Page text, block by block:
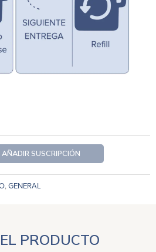
AÑADIR SUSCRIPCIÓN
, GENERAL
PRODUCTO